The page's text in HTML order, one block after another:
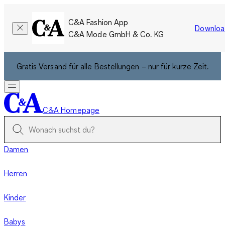
C&A Fashion App
C&A Mode GmbH & Co. KG
Gratis Versand für alle Bestellungen – nur für kurze Zeit.
C&A Homepage
Damen
Herren
Kinder
Babys